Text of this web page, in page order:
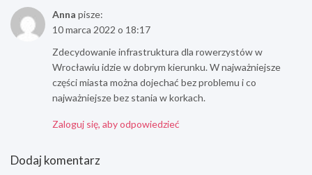
Anna pisze:
10 marca 2022 o 18:17
Zdecydowanie infrastruktura dla rowerzystów w
Wrocławiu idzie w dobrym kierunku. W najważniejsze
części miasta można dojechać bez problemu i co
najważniejsze bez stania w korkach.
Zaloguj się, aby odpowiedzieć
Dodaj komentarz